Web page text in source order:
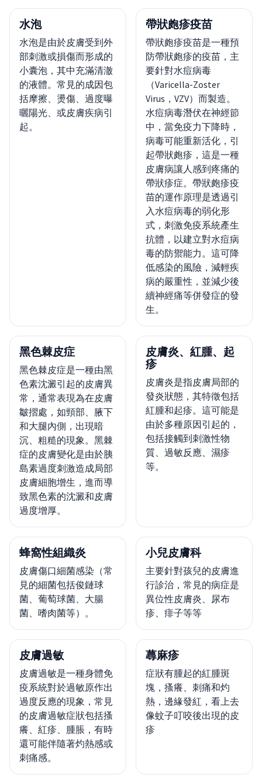
水泡
水泡是由於皮膚受到外
部刺激或損傷而形成的
小囊泡，其中充滿清澈
的液體。常見的成因包
括摩擦、燙傷、過度曝
曬陽光、或皮膚疾病引
起。
帶狀皰疹疫苗
帶狀皰疹疫苗是一種預
防帶狀皰疹的疫苗，主
要針對水痘病毒
（Varicella-Zoster
Virus，VZV）而製造。
水痘病毒潛伏在神經節
中，當免疫力下降時，
病毒可能重新活化，引
起帶狀皰疹，這是一種
皮膚病讓人感到疼痛的
帶狀疹症。帶狀皰疹疫
苗的運作原理是透過引
入水痘病毒的弱化形
式，刺激免疫系統產生
抗體，以建立對水痘病
毒的防禦能力。這可降
低感染的風險，減輕疾
病的嚴重性，並減少後
續神經痛等併發症的發
生。
黑色棘皮症
黑色棘皮症是一種由黑
色素沈澱引起的皮膚異
常，通常表現為在皮膚
皺摺處，如頸部、腋下
和大腿內側，出現暗
沉、粗糙的現象。黑棘
症的皮膚變化是由於胰
島素過度刺激造成局部
皮膚細胞增生，進而導
致黑色素的沈澱和皮膚
過度增厚。
皮膚炎、紅腫、起
疹
皮膚炎是指皮膚局部的
發炎狀態，其特徵包括
紅腫和起疹。這可能是
由於多種原因引起的，
包括接觸到刺激性物
質、過敏反應、濕疹
等。
蜂窩性組織炎
皮膚傷口細菌感染（常
見的細菌包括俊鏈球
菌、葡萄球菌、大腸
菌、嗜肉菌等）。
小兒皮膚科
主要針對孩兒的皮膚進
行診治，常見的病症是
異位性皮膚炎、尿布
疹、痱子等等
皮膚過敏
皮膚過敏是一種身體免
疫系統對於過敏原作出
過度反應的現象，常見
的皮膚過敏症狀包括搔
癢、紅疹、腫脹，有時
還可能伴隨著灼熱感或
刺痛感。
蕁麻疹
症狀有腫起的紅腫斑
塊，搔癢、刺痛和灼
熱，邊緣發紅，看上去
像蚊子叮咬後出現的皮
疹